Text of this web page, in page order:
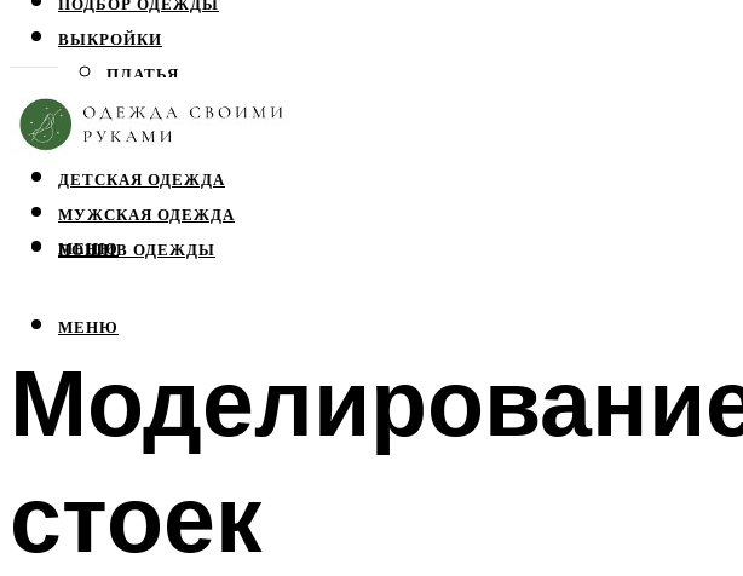
ПОДБОР ОДЕЖДЫ
ВЫКРОЙКИ
ПЛАТЬЯ
ЮБКИ
БЛУЗЫ
ДЕТСКАЯ ОДЕЖДА
МУЖСКАЯ ОДЕЖДА
ПОШИВ ОДЕЖДЫ
МЕНЮ
МЕНЮ
стоек